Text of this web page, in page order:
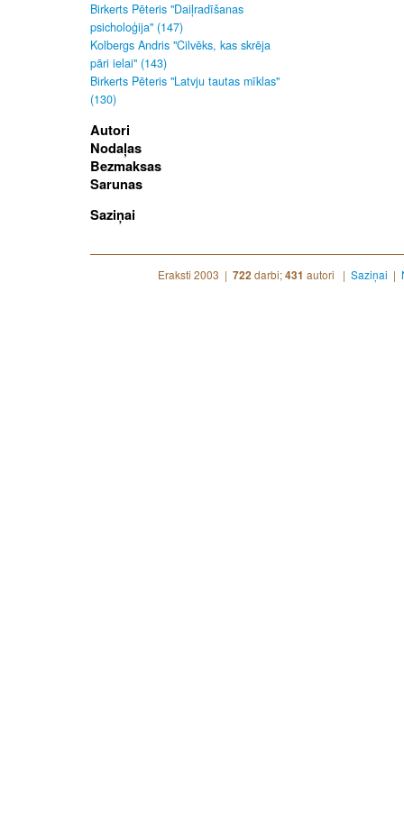
Birkerts Pēteris "Daiļradīšanas
psicholoģija" (147)
Kolbergs Andris "Cilvēks, kas skrēja
pāri ielai" (143)
Birkerts Pēteris "Latvju tautas mīklas"
(130)
Autori
Nodaļas
Bezmaksas
Sarunas
Saziņai
Eraksti 2003 | 722 darbi;431 autori | Saziņai |